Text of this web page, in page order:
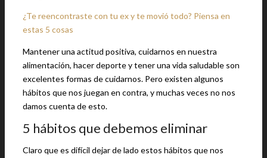
¿Te reencontraste con tu ex y te movió todo? Piensa en
estas 5 cosas
Mantener una actitud positiva, cuidarnos en nuestra
alimentación, hacer deporte y tener una vida saludable son
excelentes formas de cuidarnos. Pero existen algunos
hábitos que nos juegan en contra, y muchas veces no nos
damos cuenta de esto.
5 hábitos que debemos eliminar
Claro que es difícil dejar de lado estos hábitos que nos